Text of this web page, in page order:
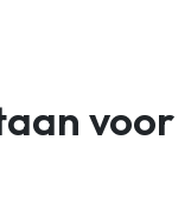
voor